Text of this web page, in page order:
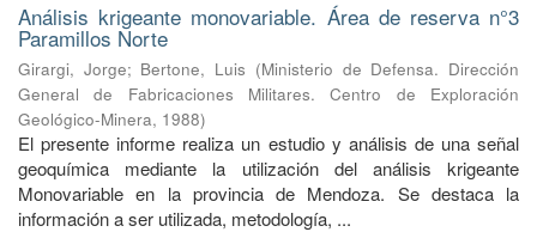
Análisis krigeante monovariable. Área de reserva n°3
Paramillos Norte
Girargi, Jorge; Bertone, Luis (Ministerio de Defensa. Dirección
General de Fabricaciones Militares. Centro de Exploración
Geológico-Minera, 1988)
El presente informe realiza un estudio y análisis de una señal
geoquímica mediante la utilización del análisis krigeante
Monovariable en la provincia de Mendoza. Se destaca la
información a ser utilizada, metodología, ...